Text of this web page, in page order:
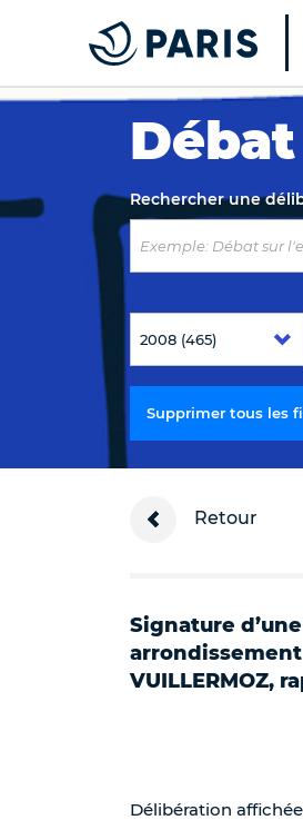
Top of the
Rechercher une
Supprimer tous les
Retour
Signature
VUILLERMOZ,
Délibération